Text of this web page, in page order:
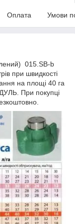
Оплата Умови
015.SB-b
при швидкості
на площі 40 га
При покупці